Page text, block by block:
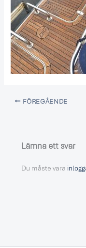
FÖREGÅENDE
Lämna ett svar
Du måste vara